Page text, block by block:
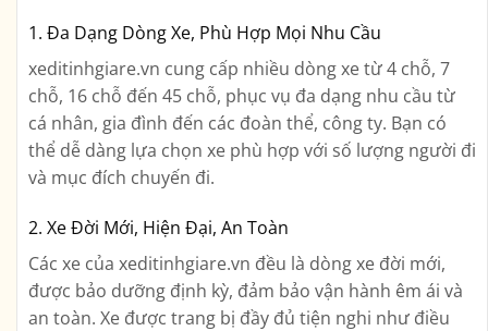
1. Đa Dạng Dòng Xe, Phù Hợp Mọi Nhu Cầu
xeditinhgiare.vn cung cấp nhiều dòng xe từ 4 chỗ, 7
chỗ, 16 chỗ đến 45 chỗ, phục vụ đa dạng nhu cầu từ
cá nhân, gia đình đến các đoàn thể, công ty. Bạn có
thể dễ dàng lựa chọn xe phù hợp với số lượng người đi
và mục đích chuyến đi.
2. Xe Đời Mới, Hiện Đại, An Toàn
Các xe của xeditinhgiare.vn đều là dòng xe đời mới,
được bảo dưỡng định kỳ, đảm bảo vận hành êm ái và
an toàn. Xe được trang bị đầy đủ tiện nghi như điều